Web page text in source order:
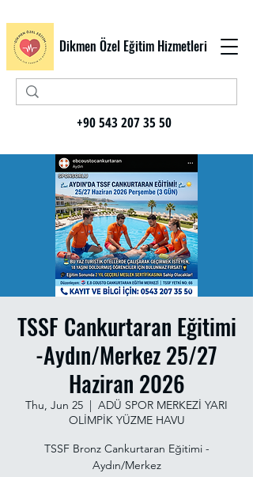
Dikmen Özel Eğitim Hizmetleri
+90 543 207 35 50
TSSF Cankurtaran Eğitimi
-Aydın/Merkez 25/27
Haziran 2026
Thu, Jun 25
  |
ADÜ SPOR MERKEZİ YARI
OLİMPİK YÜZME HAVU
TSSF Bronz Cankurtaran Eğitimi -
Aydın/Merkez